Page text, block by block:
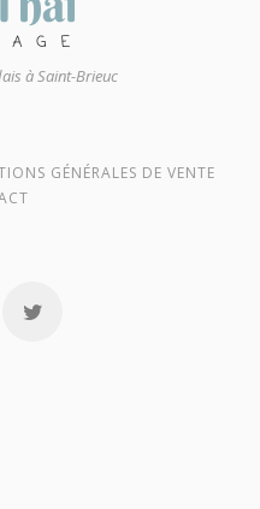
à Saint-Brieuc
GÉNÉRALES DE VENTE